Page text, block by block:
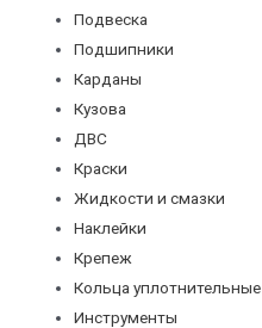
Подвеска
Подшипники
Карданы
Кузова
ДВС
Краски
Жидкости и смазки
Наклейки
Крепеж
Кольца уплотнительные
Инструменты